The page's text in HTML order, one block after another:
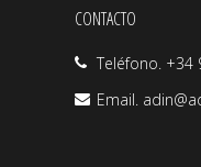
CONTACTO
Teléfono. +34
Email.